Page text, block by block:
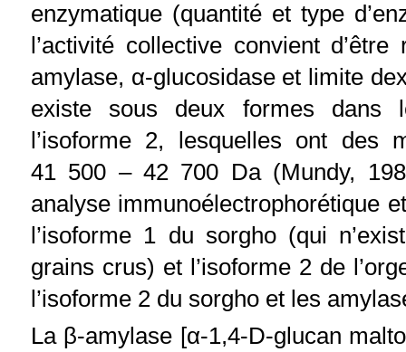
enzymatique (quantité et type
l’activité collective convient
amylase, α-glucosidase et limite
existe sous deux formes dans
l’isoforme 2, lesquelles ont des
41 500 – 42 700 Da (Mundy,
analyse immunoélectrophorétique
l’isoforme 1 du sorgho (qui
grains crus) et l’isoforme 2 de
l’isoforme 2 du sorgho et les
La β-amylase [α-1,4-D-glucan